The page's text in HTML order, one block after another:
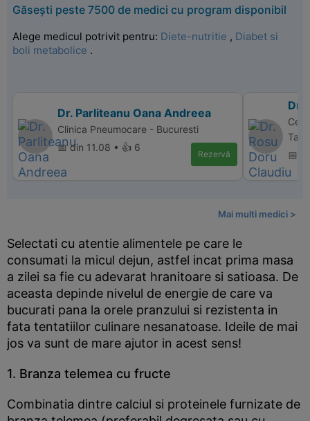
Găsești peste 7500 de medici cu program disponibil
Alege medicul potrivit pentru: Diete-nutritie , Diabet si
boli metabolice .
Dr. Parliteanu Oana Andreea
Clinica Pneumocare - Bucuresti
📅 din 11.08 • 👍 6
Rezervă
Dr.
📅
Mai multi medici >
Selectati cu atentie alimentele pe care le
consumati la micul dejun, astfel incat prima masa
a zilei sa fie cu adevarat hranitoare si satioasa. De
aceasta depinde nivelul de energie de care va
bucurati pana la orele pranzului si rezistenta in
fata tentatiilor culinare nesanatoase. Ideile de mai
jos va sunt de mare ajutor in acest sens!
1. Branza telemea cu fructe
Combinatia dintre calciul si proteinele furnizate de